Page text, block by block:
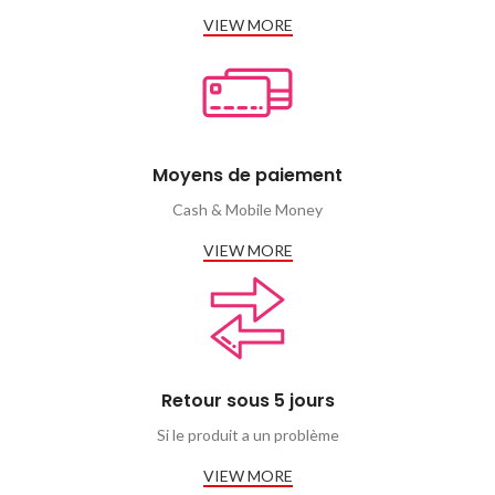
VIEW MORE
Moyens de paiement
Cash & Mobile Money
VIEW MORE
Retour sous 5 jours
Si le produit a un problème
VIEW MORE